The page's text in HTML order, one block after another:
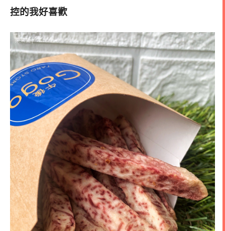
控的我好喜歡